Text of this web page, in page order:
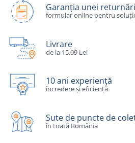
Garanția unei
formular online pentru
Livrare
de la 15,99 Lei
10 ani experiență
încredere și eficiență
Sute de puncte de
în toată România